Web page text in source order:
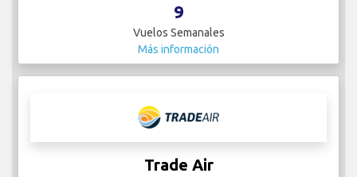
9
Vuelos Semanales
Más información
Trade Air